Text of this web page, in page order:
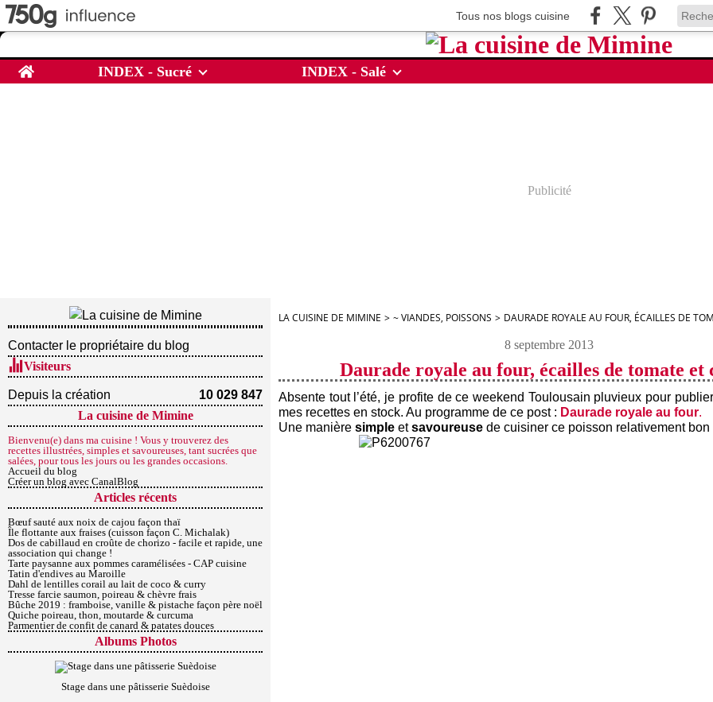
Tous nos blogs cuisine
Home INDEX - Sucré INDEX - Salé
Publicité
Contacter le propriétaire du blog
Visiteurs
Depuis la création
10 029 847
La cuisine de Mimine
Bienvenu(e) dans ma cuisine ! Vous y trouverez des
recettes illustrées, simples et savoureuses, tant sucrées que
salées, pour tous les jours ou les grandes occasions.
Accueil du blog
Créer un blog avec CanalBlog
Articles récents
Bœuf sauté aux noix de cajou façon thaï
Île flottante aux fraises (cuisson façon C. Michalak)
Dos de cabillaud en croûte de chorizo - facile et rapide, une
association qui change !
Tarte paysanne aux pommes caramélisées - CAP cuisine
Tatin d'endives au Maroille
Dahl de lentilles corail au lait de coco & curry
Tresse farcie saumon, poireau & chèvre frais
Bûche 2019 : framboise, vanille & pistache façon père noël
Quiche poireau, thon, moutarde & curcuma
Parmentier de confit de canard & patates douces
Albums Photos
Stage dans une pâtisserie Suèdoise
LA CUISINE DE MIMINE > ~ VIANDES, POISSONS > DAURADE ROYALE AU FOUR, ÉCAILLES DE
8 septembre 2013
Daurade royale au four, écailles de tomate et
Absente tout l’été, je profite de ce weekend Toulousain pluvieux pour
mes recettes en stock. Au programme de ce post : Daurade royale au four.
Une manière simple etsavoureuse de cuisiner ce poisson relativement bon